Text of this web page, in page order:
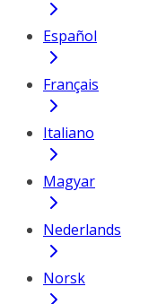
Español
Français
Italiano
Magyar
Nederlands
Norsk